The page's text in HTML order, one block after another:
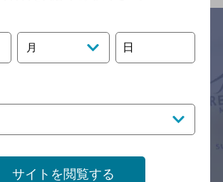
メニューや営業時間などの掲載情報については、
しに変更されることがありますので、
確認の上ご来店くださいますようお願い申し上げま
情報提供：ぐるなび
月 日
サイトを閲覧する